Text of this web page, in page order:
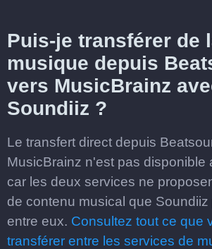
Puis-je transférer de
musique depuis
vers MusicBrainz
Soundiiz ?
Le transfert direct depuis
MusicBrainz n'est pas disponible
car les deux services ne
de contenu musical que
entre eux. Consultez tout ce que
transférer entre les services de